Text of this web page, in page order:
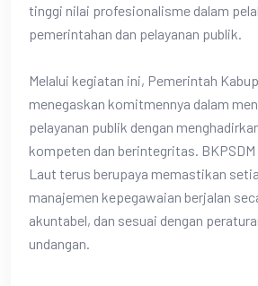
tinggi nilai profesionalisme dalam
pemerintahan dan pelayanan publik.
Melalui kegiatan ini, Pemerintah
menegaskan komitmennya dalam
pelayanan publik dengan
kompeten dan berintegritas.
Laut terus berupaya memastikan
manajemen kepegawaian berjalan
akuntabel, dan sesuai dengan
undangan.